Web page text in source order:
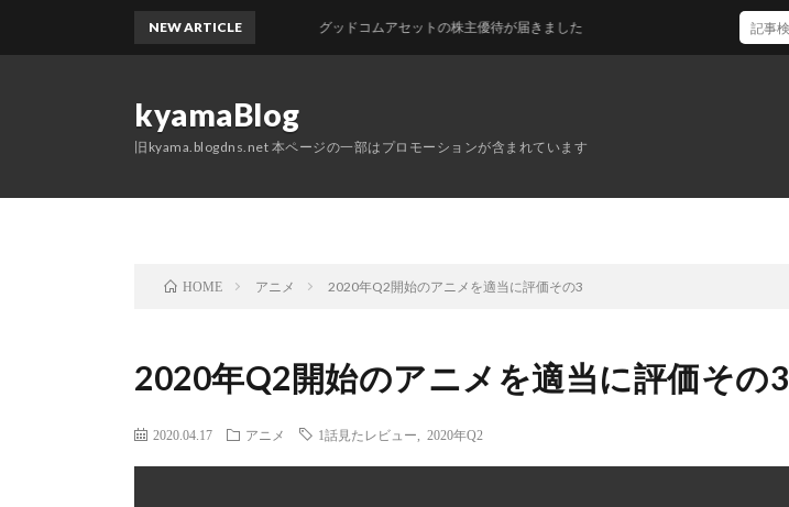
kyamaBlog
旧kyama.blogdns.net 本ページの一部はプロモーションが含まれています
NEW ARTICLE グッドコムアセットの株主優待が届きました
HOME アニメ 2020年Q2開始のアニメを適当に評価その3
2020年Q2開始のアニメを適当に評価その3
2020.04.17 アニメ 1話見たレビュー 2020年Q2